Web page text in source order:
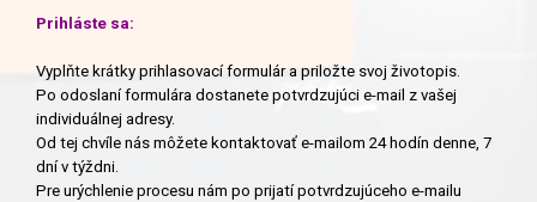
Prihláste sa:
Vyplňte krátky prihlasovací formulár a priložte svoj životopis.
Po odoslaní formulára dostanete potvrdzujúci e-mail z vašej
individuálnej adresy.
Od tej chvíle nás môžete kontaktovať e-mailom 24 hodín denne, 7
dní v týždni.
Pre urýchlenie procesu nám po prijatí potvrdzujúceho e-mailu